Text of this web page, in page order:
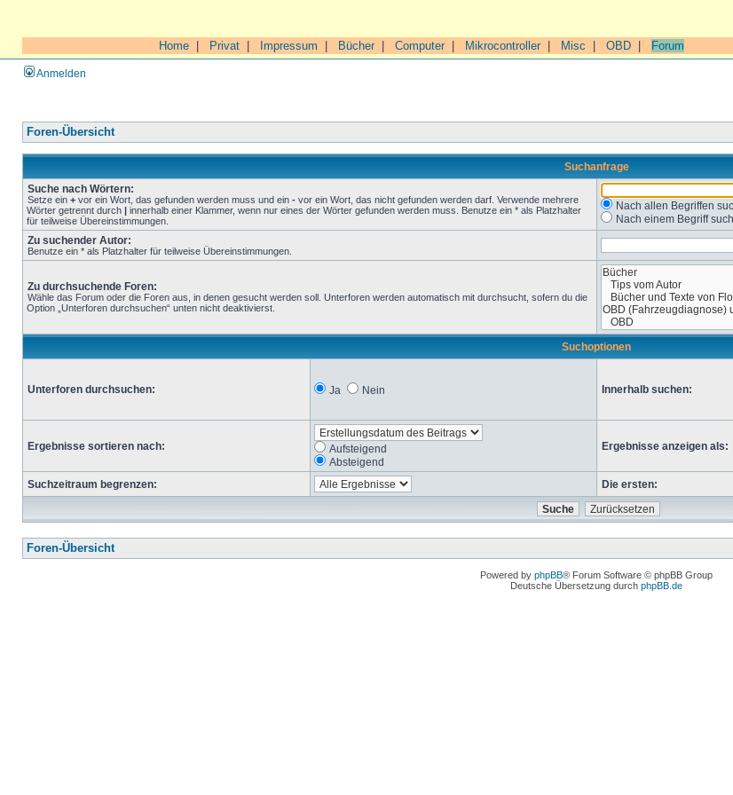
Home Privat Impressum Bücher| Computer| Mikrocontroller| Misc OBD Forum
Anmelden
Foren-Übersicht
Suchanfrage
Suche nach Wörtern:
Setze ein + vor ein Wort, das gefunden werden muss und ein - vor ein Wort, das nicht gefunden werden darf. Verwende mehrere
Wörter getrennt durch | innerhalb einer Klammer, wenn nur eines der Wörter gefunden werden muss. Benutze ein * als Platzhalter
für teilweise Übereinstimmungen.
Nach allen Begriffen
Nach einem Begriff
Zu suchender Autor:
Benutze ein * als Platzhalter für teilweise Übereinstimmungen.
Zu durchsuchende Foren:
Wähle das Forum oder die Foren aus, in denen gesucht werden soll. Unterforen werden automatisch mit durchsucht, sofern du die
Option „Unterforen durchsuchen“ unten nicht deaktivierst.
Suchoptionen
Unterforen durchsuchen: Ja Nein Innerhalb suchen:
Ergebnisse sortieren nach:
Aufsteigend
Absteigend
Ergebnisse anzeigen als:
Suchzeitraum begrenzen: Die ersten:
Foren-Übersicht
Powered by phpBB® Forum Software © phpBB Group
Deutsche Übersetzung durch phpBB.de